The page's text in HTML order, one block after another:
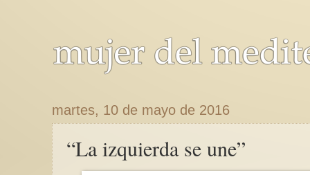
martes, 10 de mayo de 2016
“La izquierda se une”